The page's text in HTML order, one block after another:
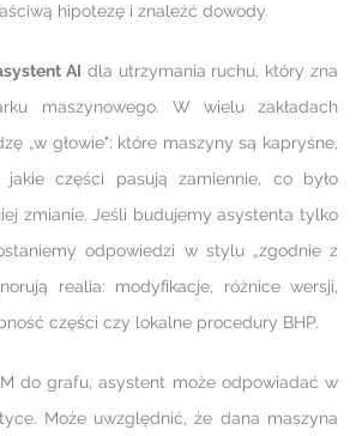
hipotezę i znaleźć dowody.
AI dla utrzymania ruchu, który zna
maszynowego. W wielu zakładach
„w głowie": które maszyny są kapryśne,
jakie części pasują zamiennie, co było
zmianie. Jeśli budujemy asystenta tylko
odpowiedzi w stylu „zgodnie z
realia: modyfikacje, różnice wersji,
części czy lokalne procedury BHP.
do grafu, asystent może odpowiadać w
Może uwzględnić, że dana maszyna